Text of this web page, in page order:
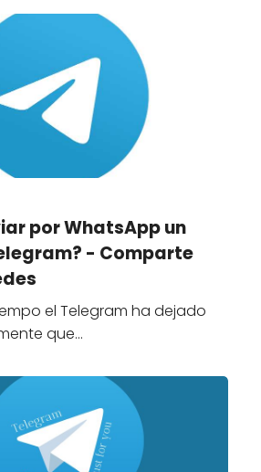
por WhatsApp un
- Comparte
el Telegram ha dejado
que…